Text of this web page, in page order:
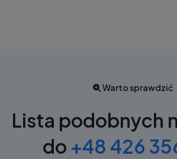
Warto sprawdzić
Lista podobnych
do +48 426